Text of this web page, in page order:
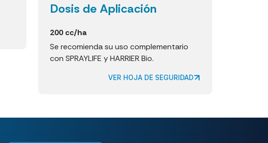
Dosis de Aplicación
200 cc/ha
Se recomienda su uso complementario
con SPRAYLIFE y HARRIER Bio.
VER HOJA DE SEGURIDAD